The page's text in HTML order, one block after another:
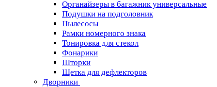
Органайзеры в багажник универсальные
Подушки на подголовник
Пылесосы
Рамки номерного знака
Тонировка для стекол
Фонарики
Шторки
Щетка для дефлекторов
Дворники